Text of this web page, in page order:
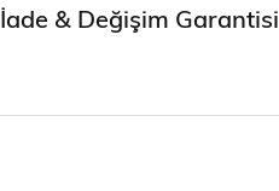
İade & Değişim Garantisi